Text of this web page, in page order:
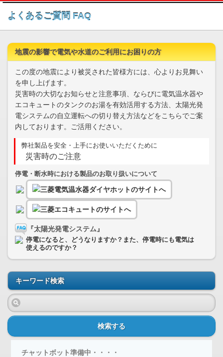
このページの本文へ
よくあるご質問 FAQ
地震の影響で電気や水道のご利用にお困りの方
この度の地震により被災された皆様方には、心よりお見舞い
を申し上げます。
災害時の大切なお知らせと注意事項、ならびに電気温水器や
エコキュートのタンクのお湯を有効活用する方法、太陽光発
電システムの自立運転への切り替え方法などをこちらでご案
内しております。ご活用ください。
弊社製品を安全・上手にお使いいただくために
災害時のご注意
停電・断水時における製品のお取り扱いについて
『太陽光発電システム』
停電になると、どうなりますか？また、停電時にも電気は
使えるのですか？
キーワード検索
検索する
チャットボット準備中・・・・